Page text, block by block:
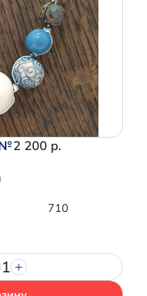
покупки
№2 200 р.
710
1